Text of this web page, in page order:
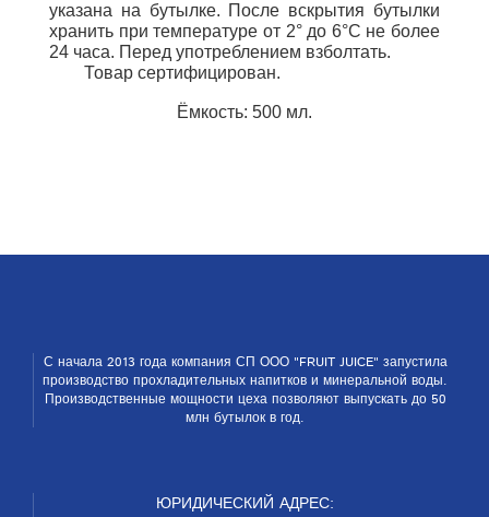
указана на бутылке. После вскрытия бутылки
хранить при температуре от 2° до 6°С не более
24 часа. Перед употреблением взболтать.
Товар сертифицирован.
Ёмкость: 500 мл.
С начала 2013 года компания СП ООО "FRUIT JUICE" запустила
производство прохладительных напитков и ми­неральной воды.
Производственные мощности цеха позволяют выпускать до 50
млн бутылок в год.
ЮРИДИЧЕСКИЙ АДРЕС: